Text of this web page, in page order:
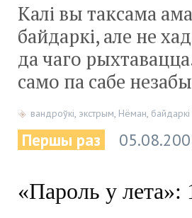
Калі вы таксама
байдаркі, але не
да чаго
само па сабе
вандроўкі, экстрым, Нёман, байдаркі
Першы раз
«Пароль у лета»: